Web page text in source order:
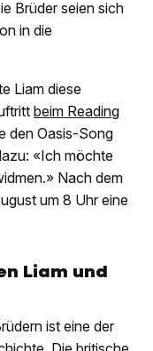
Brüder seien sich
in die
Liam diese
beim Reading
den Oasis-Song
«Ich möchte
Nach dem
um 8 Uhr eine
Liam und
ist eine der